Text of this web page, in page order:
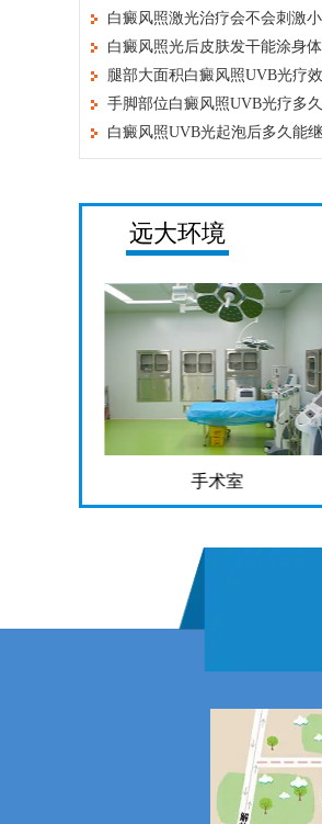
白癜风照激光治疗会不会刺激
白癜风照光后皮肤发干能涂身
腿部大面积白癜风照UVB光疗
手脚部位白癜风照UVB光疗多
白癜风照UVB光起泡后多久能
远大环境
检验科